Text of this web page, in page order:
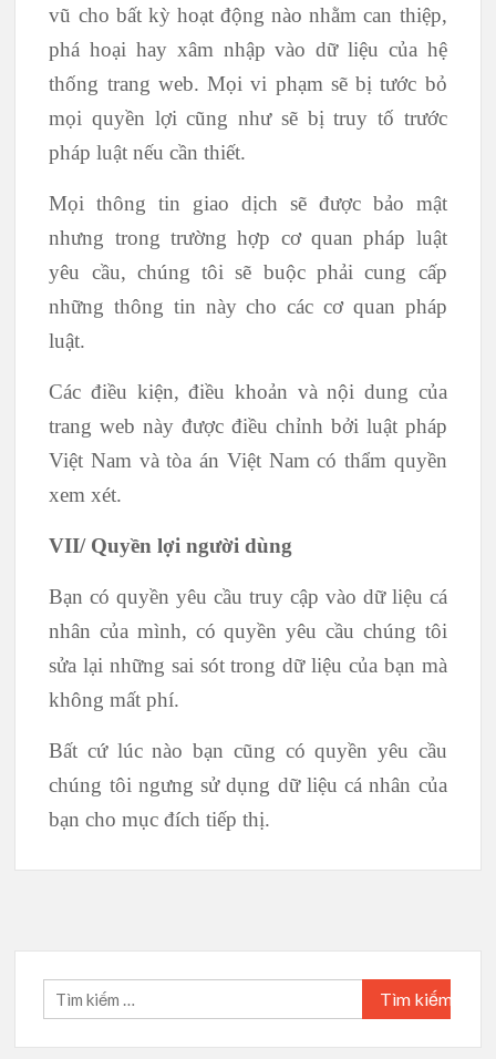
vũ cho bất kỳ hoạt động nào nhằm can thiệp,
phá hoại hay xâm nhập vào dữ liệu của hệ
thống trang web. Mọi vi phạm sẽ bị tước bỏ
mọi quyền lợi cũng như sẽ bị truy tố trước
pháp luật nếu cần thiết.
Mọi thông tin giao dịch sẽ được bảo mật
nhưng trong trường hợp cơ quan pháp luật
yêu cầu, chúng tôi sẽ buộc phải cung cấp
những thông tin này cho các cơ quan pháp
luật.
Các điều kiện, điều khoản và nội dung của
trang web này được điều chỉnh bởi luật pháp
Việt Nam và tòa án Việt Nam có thẩm quyền
xem xét.
VII/ Quyền lợi người dùng
Bạn có quyền yêu cầu truy cập vào dữ liệu cá
nhân của mình, có quyền yêu cầu chúng tôi
sửa lại những sai sót trong dữ liệu của bạn mà
không mất phí.
Bất cứ lúc nào bạn cũng có quyền yêu cầu
chúng tôi ngưng sử dụng dữ liệu cá nhân của
bạn cho mục đích tiếp thị.
Tìm
kiếm
cho: